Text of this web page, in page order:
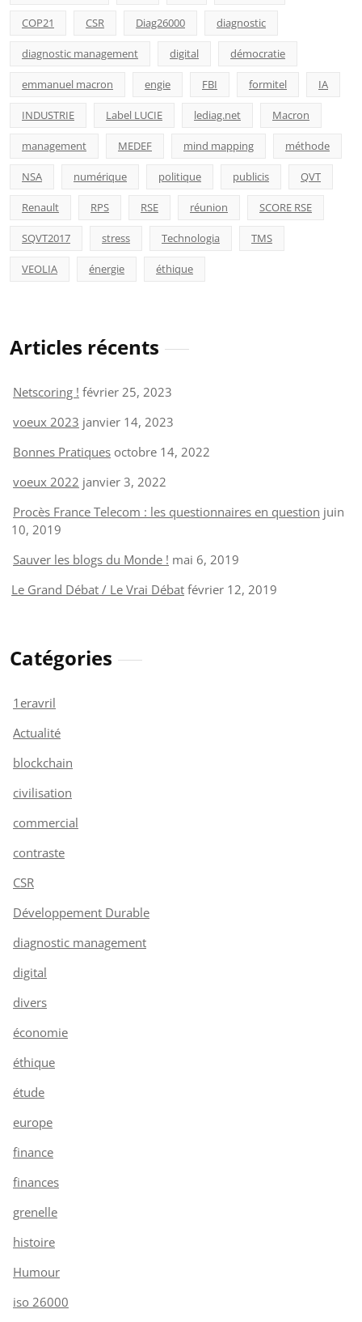
COP21 CSR Diag26000 diagnostic
diagnostic management digital démocratie
emmanuel macron engie FBI formitel IA
INDUSTRIE Label LUCIE lediag.net Macron
management MEDEF mind mapping méthode
NSA numérique politique publicis QVT
Renault RPS RSE réunion SCORE RSE
SQVT2017 stress Technologia TMS
VEOLIA énergie éthique
Articles récents
Netscoring ! février 25, 2023
voeux 2023 janvier 14, 2023
Bonnes Pratiques octobre 14, 2022
voeux 2022 janvier 3, 2022
Procès France Telecom : les questionnaires en question juin
10, 2019
Sauver les blogs du Monde ! mai 6, 2019
Le Grand Débat / Le Vrai Débat février 12, 2019
Catégories
1eravril
Actualité
blockchain
civilisation
commercial
contraste
CSR
Développement Durable
diagnostic management
digital
divers
économie
éthique
étude
europe
finance
finances
grenelle
histoire
Humour
iso 26000